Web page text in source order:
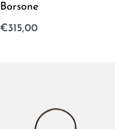
Borsone
€315,00